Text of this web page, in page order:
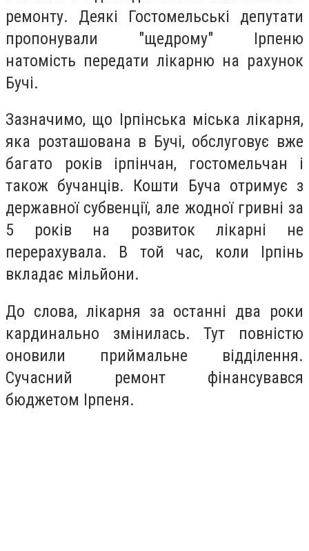
ремонту. Деякі Гостомельські депутати
пропонували "щедрому" Ірпеню
натомість передати лікарню на рахунок
Бучі.
Зазначимо, що Ірпінська міська лікарня,
яка розташована в Бучі, обслуговує вже
багато років ірпінчан, гостомельчан і
також бучанців. Кошти Буча отримує з
державної субвенції, але жодної гривні за
5 років на розвиток лікарні не
перерахувала. В той час, коли Ірпінь
вкладає мільйони.
До слова, лікарня за останні два роки
кардинально змінилась. Тут повністю
оновили приймальне відділення.
Сучасний ремонт фінансувався
бюджетом Ірпеня.